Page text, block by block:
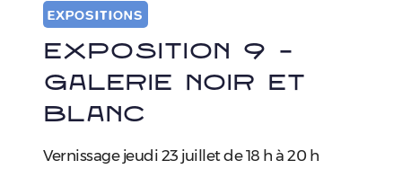
EXPOSITIONS
Exposition 9 –
Galerie Noir et
Blanc
Vernissage jeudi 23 juillet de 18 h à 20 h